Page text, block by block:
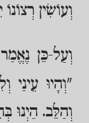
וְעוֹשִׂין
וְעַל-כֵּן
"וְהָיוּ עֵינַי
וְהַלֵּב. הַיְנוּ